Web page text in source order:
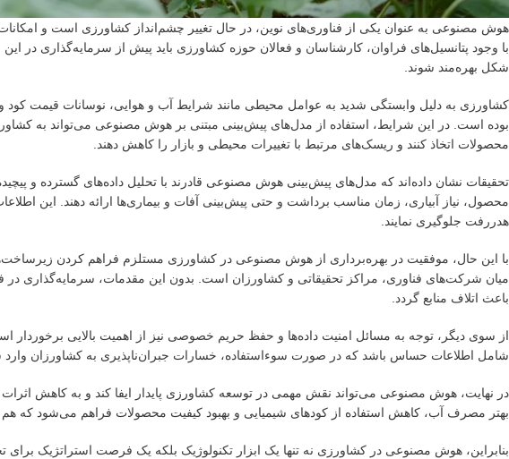
هوش مصنوعی به عنوان یکی از فناوری‌های نوین، در حال تغییر چشم‌انداز کشاورزی است و
با وجود پتانسیل‌های فراوان، کارشناسان و فعالان حوزه کشاورزی باید پیش از سرمایه‌گذاری در این
شکل بهره‌مند شوند.
کشاورزی به دلیل وابستگی شدید به عوامل محیطی مانند شرایط آب و هوایی، نوسانات قیمت کود و
بوده است. در این شرایط، استفاده از مدل‌های پیش‌بینی مبتنی بر هوش مصنوعی می‌تواند به
محصولات اتخاذ کنند و ریسک‌های مرتبط با تغییرات محیطی و بازار را کاهش دهند.
تحقیقات نشان داده‌اند که مدل‌های پیش‌بینی هوش مصنوعی قادرند با تحلیل داده‌های گسترده و
محصول، نیاز آبیاری، زمان مناسب برداشت و حتی پیش‌بینی آفات و بیماری‌ها ارائه دهند. این
هدررفت جلوگیری نمایند.
با این حال، موفقیت در بهره‌برداری از هوش مصنوعی در کشاورزی مستلزم فراهم کردن
میان شرکت‌های فناوری، مراکز تحقیقاتی و کشاورزان است. بدون این مقدمات،
باعث اتلاف منابع گردد.
از سوی دیگر، توجه به مسائل امنیت داده‌ها و حفظ حریم خصوصی نیز از اهمیت بالایی برخوردار
شامل اطلاعات حساس باشد که در صورت سوءاستفاده، خسارات جبران‌ناپذیری به کشاورزان وارد
در نهایت، هوش مصنوعی می‌تواند نقش مهمی در توسعه کشاورزی پایدار ایفا کند و به کاهش
بهتر مصرف آب، کاهش استفاده از کودهای شیمیایی و بهبود کیفیت محصولات فراهم می‌شود که
بنابراین، هوش مصنوعی در کشاورزی نه تنها یک ابزار تکنولوژیک بلکه یک فرصت استراتژیک